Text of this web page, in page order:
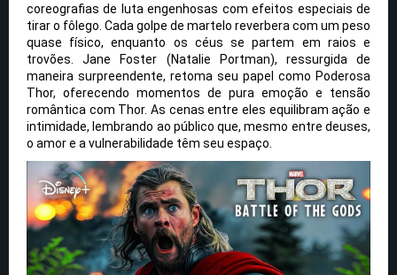
coreografias de luta engenhosas com efeitos especiais de
tirar o fôlego. Cada golpe de martelo reverbera com um peso
quase físico, enquanto os céus se partem em raios e
trovões. Jane Foster (Natalie Portman), ressurgida de
maneira surpreendente, retoma seu papel como Poderosa
Thor, oferecendo momentos de pura emoção e tensão
romântica com Thor. As cenas entre eles equilibram ação e
intimidade, lembrando ao público que, mesmo entre deuses,
o amor e a vulnerabilidade têm seu espaço.